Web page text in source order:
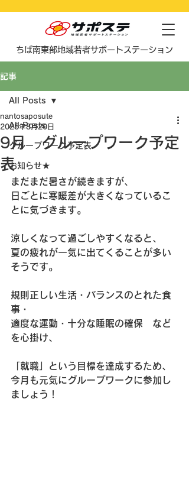
​ちば南東部地域若者サポートステーション
記事
All Posts
グループワーク予定表
お知らせ★
All Posts
9月 グループワーク予定
表
nantosaposute
2025年8月20日
まだまだ暑さが続きますが、
日ごとに寒暖差が大きくなっているこ
とに気づきます。
涼しくなって過ごしやすくなると、
夏の疲れが一気に出てくることが多い
そうです。
規則正しい生活・バランスのとれた食
事・
適度な運動・十分な睡眠の確保　など
を心掛け、
「就職」という目標を達成するため、
今月も元気にグループワークに参加し
ましょう！